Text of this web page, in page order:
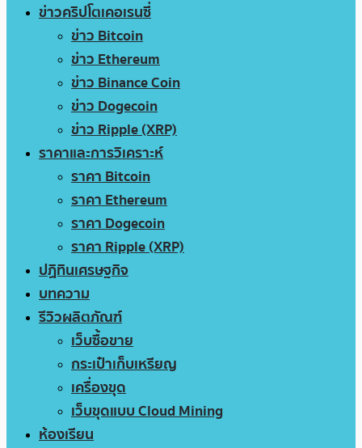
ข่าวคริปโตเคอเรนซี่
ข่าว Bitcoin
ข่าว Ethereum
ข่าว Binance Coin
ข่าว Dogecoin
ข่าว Ripple (XRP)
ราคาและการวิเคราะห์
ราคา Bitcoin
ราคา Ethereum
ราคา Dogecoin
ราคา Ripple (XRP)
ปฏิทินเศรษฐกิจ
บทความ
รีวิวผลิตภัณฑ์
เว็บซื้อขาย
กระเป๋าเก็บเหรียญ
เครื่องขุด
เว็บขุดแบบ Cloud Mining
ห้องเรียน